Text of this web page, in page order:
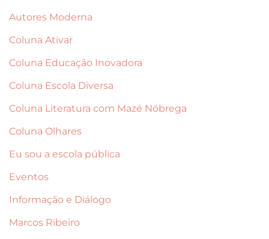
Autores Moderna
Coluna Ativar
Coluna Educação Inovadora
Coluna Escola Diversa
Coluna Literatura com Mazé Nóbrega
Coluna Olhares
Eu sou a escola pública
Eventos
Informação e Diálogo
Marcos Ribeiro